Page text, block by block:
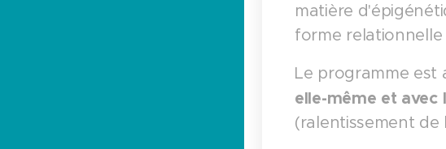
matière
forme
Le programme est
elle-même et avec
(ralentissement de